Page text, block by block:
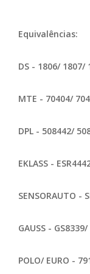
Equivalências:
DS - 1806/ 1807/
MTE - 70404/
DPL - 508442/
EKLASS -
SENSORAUTO -
GAUSS -
POLO/ EURO -